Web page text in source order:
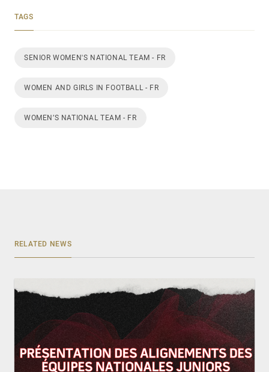
TAGS
SENIOR WOMEN'S NATIONAL TEAM - FR
WOMEN AND GIRLS IN FOOTBALL - FR
WOMEN’S NATIONAL TEAM - FR
RELATED NEWS